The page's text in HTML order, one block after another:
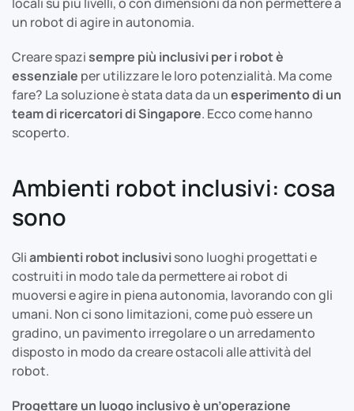
un robot di agire in autonomia.
Creare spazi sempre più inclusivi per i robot è
essenziale per utilizzare le loro potenzialità. Ma come
fare? La soluzione è stata data da unesperimento di un
team di ricercatori di Singapore. Ecco come hanno
scoperto.
Ambienti robot inclusivi: cosa
sono
Gliambienti robot inclusivisono luoghi progettati e
costruiti in modo tale da permettere ai robot di
muoversi e agire in piena autonomia, lavorando con gli
umani. Non ci sono limitazioni, come può essere un
gradino, un pavimento irregolare o un arredamento
disposto in modo da creare ostacoli alle attività del
robot.
Progettare un luogo inclusivo è un’operazione